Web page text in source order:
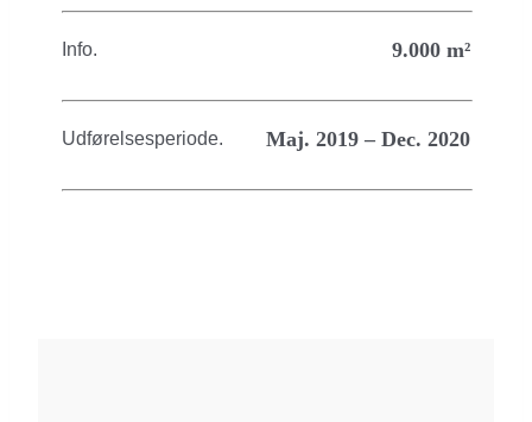
Info. 9.000 m²
Udførelsesperiode. Maj. 2019 – Dec. 2020